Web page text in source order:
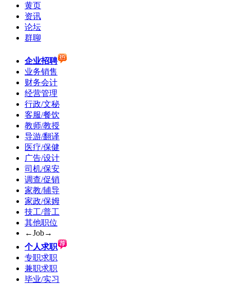
黄页
资讯
论坛
群聊
企业招聘
业务销售
财务会计
经营管理
行政/文秘
客服/餐饮
教师/教授
导游/翻译
医疗/保健
广告/设计
司机/保安
调查/促销
家教/辅导
家政/保姆
技工/普工
其他职位
←Job→
个人求职
专职求职
兼职求职
毕业/实习